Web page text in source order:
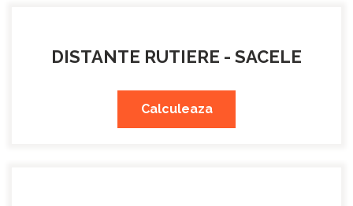
DISTANTE RUTIERE - SACELE
Calculeaza